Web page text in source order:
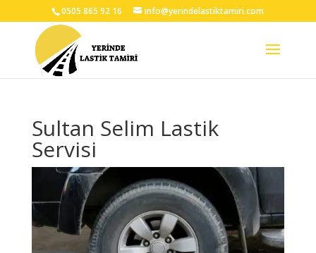
0505 865 92 16 info@yerindelastiktamiri.com
Sultan Selim Lastik
Servisi